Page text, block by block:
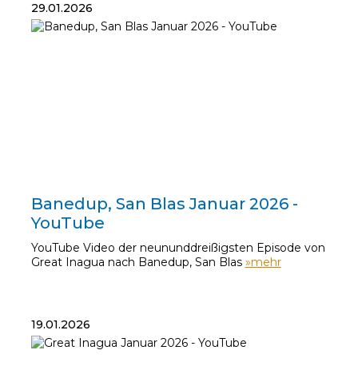
29.01.2026
Banedup, San Blas Januar 2026 -
YouTube
YouTube Video der neununddreißigsten Episode von
Great Inagua nach Banedup, San Blas »mehr
19.01.2026